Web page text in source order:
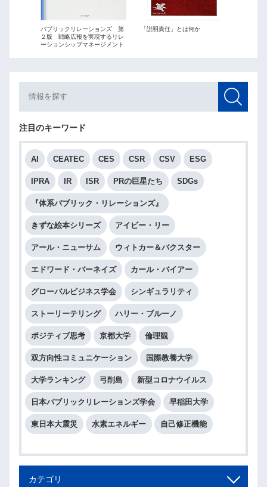
パブリックリレーションズ 第
２版 戦略広報を実現するリレ
ーションシップマネージメント
「説明責任」とは何か
注目のキーワード
AI CEATEC CES CSR CSV ESG
IPRA IR ISR PRの巨星たち SDGs
『体系パブリック・リレーションズ』
きずな絵本シリーズ アイビー・リー
アール・ニューサム ウィトカー＆バクスター
エドワード・バーネイズ カール・バイアー
グローバルビジネス学会 シンギュラリティ
ストーリーテリング ハリー・ブルーノ
ポジティブ思考 京都大学 倫理観
双方向性コミュニケーション 国際教養大学
大学ランキング 弓削島 新型コロナウイルス
日本パブリックリレーションズ学会 早稲田大学
東日本大震災 水素エネルギー 自己修正機能
カテゴリ